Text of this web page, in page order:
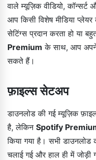
वाले म्यूज़िक वीडियो,
आप किसी विशेष मीडिया
सेटिंग्स प्रदान करता हो या
Premium के साथ, आप अपने
सकते हैं।
फ़ाइल्स सेटअप
डाउनलोड की गई म्यूज़िक
है, लेकिन Spotify
किया गया है। सभी डाउनलोड
चलाई गई और हाल ही में जोड़ी